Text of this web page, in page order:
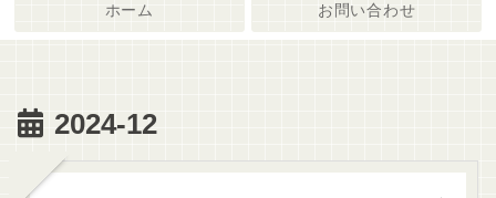
ホーム お問い合わせ
2024-12